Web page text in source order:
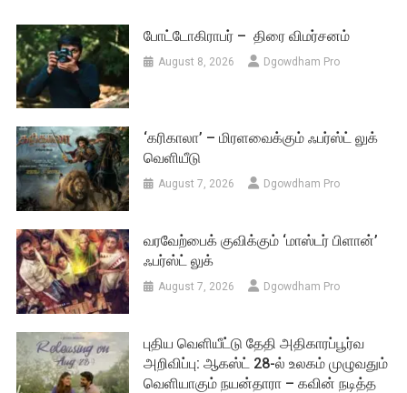
போட்டோகிராபர் – திரை விமர்சனம்
August 8, 2026 Dgowdham Pro
‘கரிகாலா’ – மிரளவைக்கும் ஃபர்ஸ்ட் லுக்
வெளியீடு
August 7, 2026 Dgowdham Pro
வரவேற்பைக் குவிக்கும் ‘மாஸ்டர் பிளான்’
ஃபர்ஸ்ட் லுக்
August 7, 2026 Dgowdham Pro
புதிய வெளியீட்டு தேதி அதிகாரப்பூர்வ
அறிவிப்பு: ஆகஸ்ட் 28-ல் உலகம் முழுவதும்
வெளியாகும் நயன்தாரா – கவின் நடித்த